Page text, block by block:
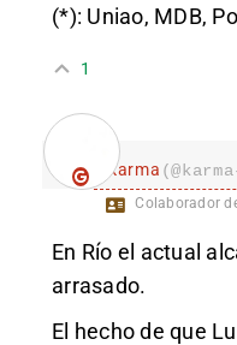
(*): Uniao, MDB,
1
karma
Colaborador
En Río el actual
arrasado.
El hecho de que